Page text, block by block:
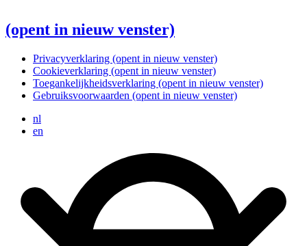
(opent in nieuw venster)
Privacyverklaring (opent in nieuw venster)
Cookieverklaring (opent in nieuw venster)
Toegankelijkheidsverklaring (opent in nieuw venster)
Gebruiksvoorwaarden (opent in nieuw venster)
nl
en